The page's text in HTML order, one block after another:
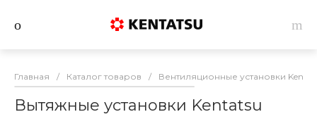
Главная / Каталог товаров / Вентиляционные установки
Вытяжные установки Kentatsu